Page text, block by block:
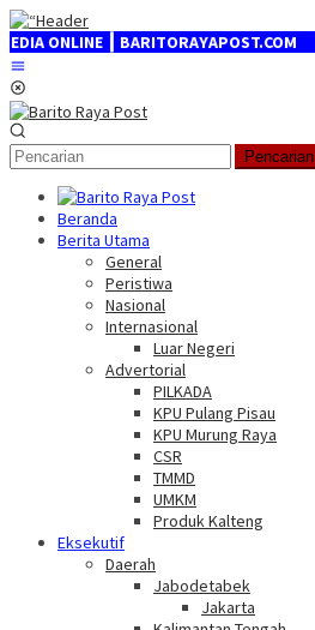
Loncat
ke
konten
┃ BARITORAYAPOST.COM
Pencarian
Beranda
Berita Utama
General
Peristiwa
Nasional
Internasional
Luar Negeri
Advertorial
PILKADA
KPU Pulang Pisau
KPU Murung Raya
CSR
TMMD
UMKM
Produk Kalteng
Eksekutif
Daerah
Jabodetabek
Jakarta